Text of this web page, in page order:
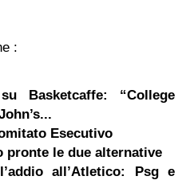
:
Basketcaffe: “College
Esecutivo
pronte le due alternative
all’Atletico: Psg e